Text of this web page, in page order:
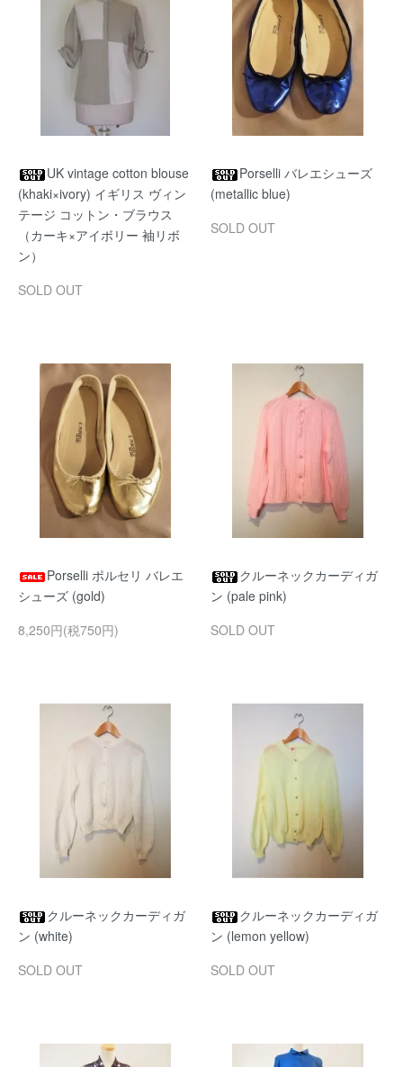
UK vintage cotton blouse
(khaki×ivory) イギリス ヴィン
テージ コットン・ブラウス
（カーキ×アイボリー 袖リボ
ン）
SOLD OUT
Porselli バレエシューズ
(metallic blue)
SOLD OUT
Porselli ポルセリ バレエ
シューズ (gold)
8,250円(税750円)
クルーネックカーディガ
ン (pale pink)
SOLD OUT
クルーネックカーディガ
ン (white)
SOLD OUT
クルーネックカーディガ
ン (lemon yellow)
SOLD OUT